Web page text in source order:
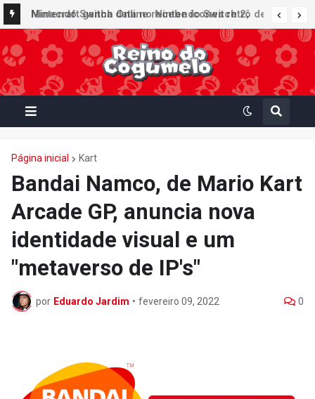
Nintendo Switch Online recebe ícones retrô de
Mario Paint (SNES) e Mario Kart: Super Circuit
(GBA)
Página inicial Kart
Bandai Namco, de Mario Kart
Arcade GP, anuncia nova
identidade visual e um
"metaverso de IP's"
por Eduardo Jardim • fevereiro 09, 2022 0